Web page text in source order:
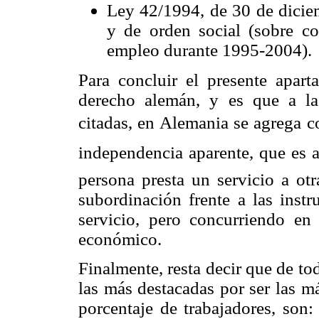
Ley 42/1994, de 30 de
y de orden social (sobre
empleo durante 1995-2004).
Para concluir el presente
derecho alemán, y es que a
citadas, en Alemania se agrega
independencia aparente, que
persona presta un servicio a
subordinación frente a las
servicio, pero concurriendo
económico.
Finalmente, resta decir que de
las más destacadas por ser las
porcentaje de trabajadores,